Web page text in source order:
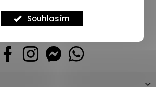
Souhlasím
+420 736 708 220
info@mj-krasazdravi.cz